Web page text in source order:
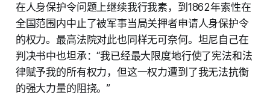
在人身保护令问题上继续我行我素，到1862年索性在
全国范围内中止了被军事当局关押者申请人身保护令
的权力。最高法院对此也同样无可奈何。坦尼自己在
判决书中也坦承：“我已经最大限度地行使了宪法和法
律赋予我的所有权力，但这一权力遭到了我无法抗衡
的强大力量的阻挠。”